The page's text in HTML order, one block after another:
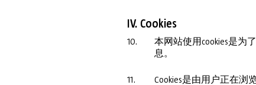
IV. Cookies
10.
本网站使用cookies是为
息。
11.
Cookies是由用户正在